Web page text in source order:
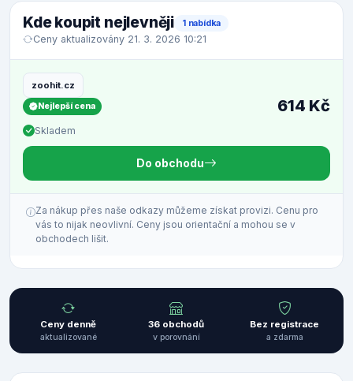
Kde koupit nejlevněji 1 nabídka
Ceny aktualizovány 21. 3. 2026 10:21
zoohit.cz
Nejlepší cena
Skladem
614 Kč
Do obchodu
Za nákup přes naše odkazy můžeme získat provizi. Cenu pro
vás to nijak neovlivní. Ceny jsou orientační a mohou se v
obchodech lišit.
Ceny denně
aktualizované
36 obchodů
v porovnání
Bez registrace
a zdarma